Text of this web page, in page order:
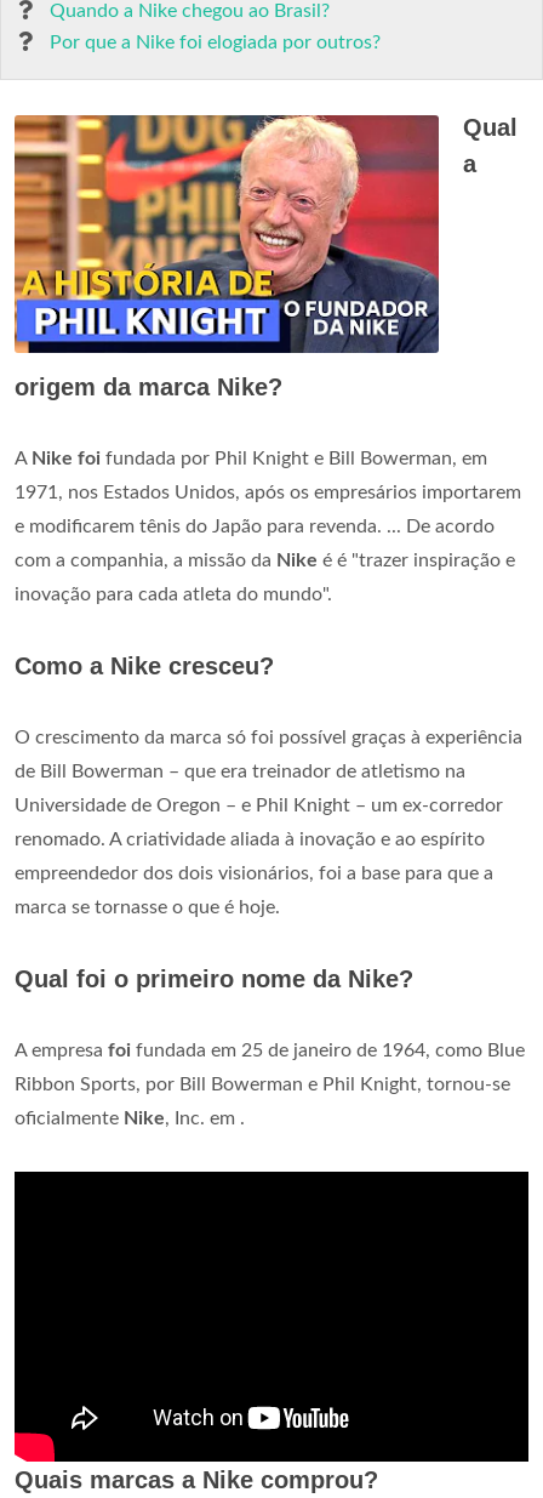
Quando a Nike chegou ao Brasil?
Por que a Nike foi elogiada por outros?
Qual
a
origem da marca Nike?
A Nike foi fundada por Phil Knight e Bill Bowerman, em
1971, nos Estados Unidos, após os empresários importarem
e modificarem tênis do Japão para revenda. ... De acordo
com a companhia, a missão da Nike é é "trazer inspiração e
inovação para cada atleta do mundo".
Como a Nike cresceu?
O crescimento da marca só foi possível graças à experiência
de Bill Bowerman – que era treinador de atletismo na
Universidade de Oregon – e Phil Knight – um ex-corredor
renomado. A criatividade aliada à inovação e ao espírito
empreendedor dos dois visionários, foi a base para que a
marca se tornasse o que é hoje.
Qual foi o primeiro nome da Nike?
A empresa foi fundada em 25 de janeiro de 1964, como Blue
Ribbon Sports, por Bill Bowerman e Phil Knight, tornou-se
oficialmente Nike, Inc. em .
Quais marcas a Nike comprou?